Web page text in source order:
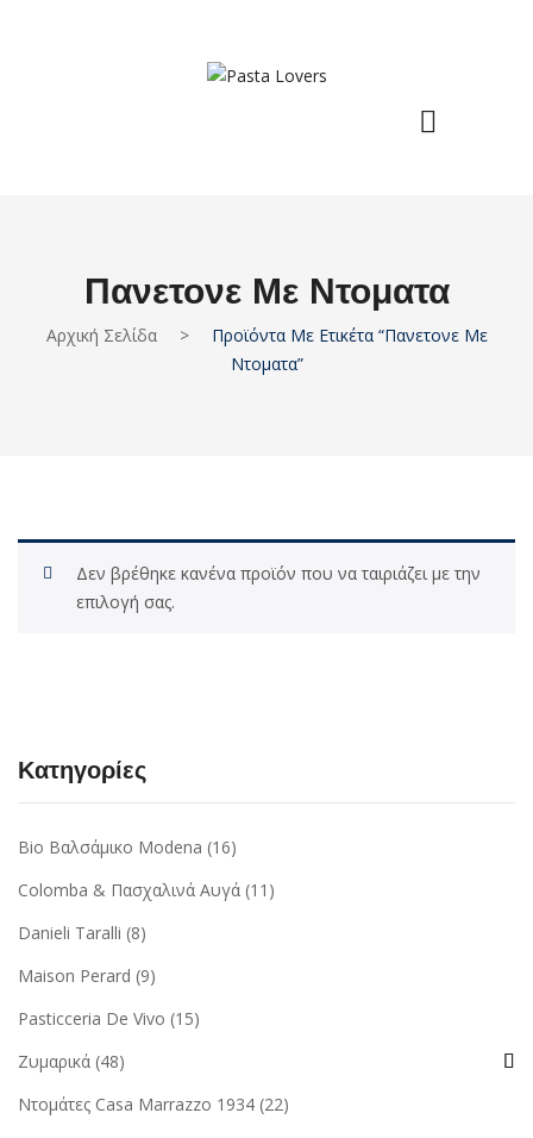
Πανετονε Με Ντοματα
Αρχική Σελίδα >
Προϊόντα Με Ετικέτα “πανετονε Με
Ντοματα”
Δεν βρέθηκε κανένα προϊόν που να ταιριάζει με την
επιλογή σας.
Κατηγορίες
Bio Βαλσάμικο Modena (16)
Colomba & Πασχαλινά Αυγά (11)
Danieli Taralli (8)
Maison Perard (9)
Pasticceria De Vivo (15)
Ζυμαρικά (48)
Ντομάτες Casa Marrazzo 1934 (22)